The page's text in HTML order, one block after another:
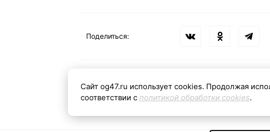
Поделиться:
Теги:
Сайт og47.ru использует cookies. Продолжая
соответствии сполитикой обработки cookies.